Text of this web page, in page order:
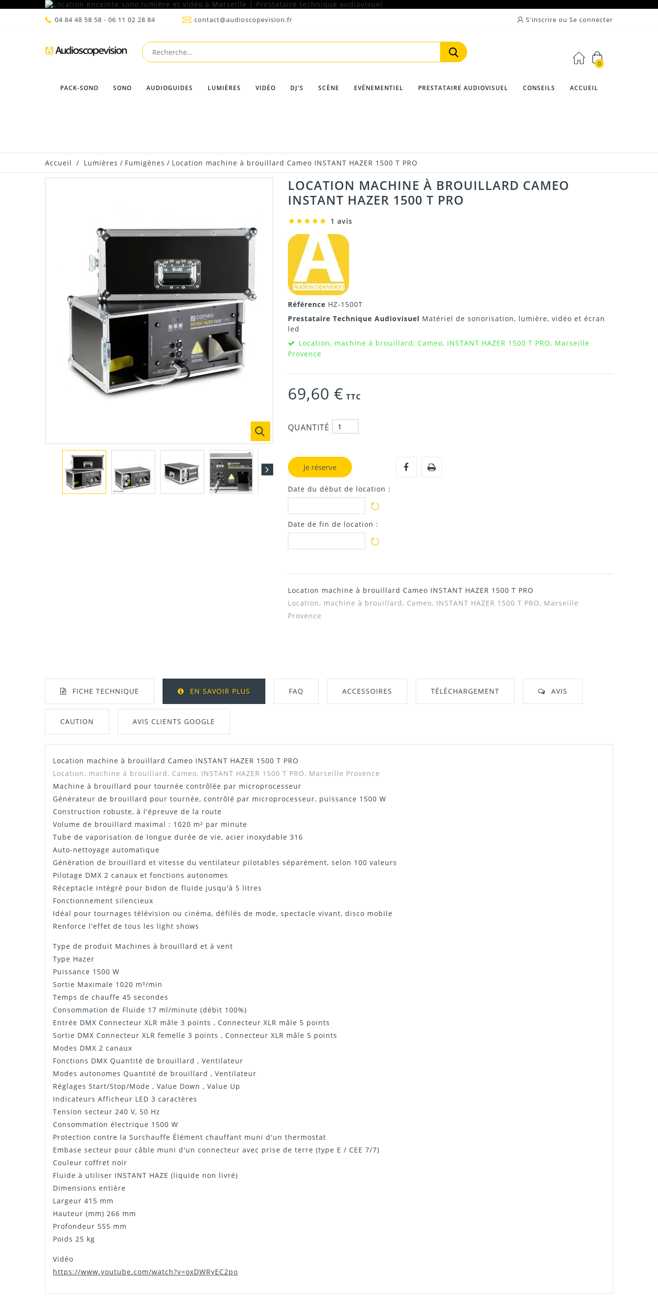
S'inscrire ou Se connecter
04 84 48 58 58 - 06 11 02 28 84 contact@audioscopevision.fr
0
PACK-SONO SONO AUDIOGUIDES LUMIÈRES VIDÉO DJ'S SCÈNE EVÉNEMENTIEL PRESTATAIRE AUDIOVISUEL CONSEILS ACCUEIL
Accueil / Lumières / Fumigènes / Location machine à brouillard Cameo INSTANT HAZER 1500 T PRO
LOCATION MACHINE À BROUILLARD CAMEO
INSTANT HAZER 1500 T PRO
1 avis
Référence HZ-1500T
Prestataire Technique Audiovisuel Matériel de sonorisation, lumière, vidéo et écran
led
Location, machine à brouillard, Cameo, INSTANT HAZER 1500 T PRO, Marseille
Provence
69,60 € TTC
QUANTITÉ
Je réserve
Date du début de location :
Date de fin de location :
Location machine à brouillard Cameo INSTANT HAZER 1500 T PRO
Location, machine à brouillard, Cameo, INSTANT HAZER 1500 T PRO, Marseille
Provence
FICHE TECHNIQUE EN SAVOIR PLUS FAQ ACCESSOIRES TÉLÉCHARGEMENT AVIS
CAUTION AVIS CLIENTS GOOGLE
Manuel / Notice Télécharger Dans L'onglet "Téléchargement"
Location machine à brouillard Cameo INSTANT HAZER 1500 T PRO
Location, machine à brouillard, Cameo, INSTANT HAZER 1500 T PRO, Marseille Provence
Machine à brouillard pour tournée contrôlée par microprocesseur
Générateur de brouillard pour tournée, contrôlé par microprocesseur, puissance 1500 W
Construction robuste, à l'épreuve de la route
Volume de brouillard maximal : 1020 m² par minute
Tube de vaporisation de longue durée de vie, acier inoxydable 316
Auto-nettoyage automatique
Génération de brouillard et vitesse du ventilateur pilotables séparément, selon 100 valeurs
Pilotage DMX 2 canaux et fonctions autonomes
Réceptacle intégré pour bidon de fluide jusqu'à 5 litres
Fonctionnement silencieux
Idéal pour tournages télévision ou cinéma, défilés de mode, spectacle vivant, disco mobile
Renforce l'effet de tous les light shows
Type de produit Machines à brouillard et à vent
Type Hazer
Puissance 1500 W
Sortie Maximale 1020 m³/min
Temps de chauffe 45 secondes
Consommation de Fluide 17 ml/minute (débit 100%)
Entrée DMX Connecteur XLR mâle 3 points , Connecteur XLR mâle 5 points
Sortie DMX Connecteur XLR femelle 3 points , Connecteur XLR mâle 5 points
Modes DMX 2 canaux
Fonctions DMX Quantité de brouillard , Ventilateur
Modes autonomes Quantité de brouillard , Ventilateur
Réglages Start/Stop/Mode , Value Down , Value Up
Indicateurs Afficheur LED 3 caractères
Tension secteur 240 V, 50 Hz
Consommation électrique 1500 W
Protection contre la Surchauffe Élément chauffant muni d'un thermostat
Embase secteur pour câble muni d'un connecteur avec prise de terre (type E / CEE 7/7)
Couleur coffret noir
Fluide à utiliser INSTANT HAZE (liquide non livré)
Dimensions entière
Largeur 415 mm
Hauteur (mm) 266 mm
Profondeur 555 mm
Poids 25 kg
Vidéo
https://www.youtube.com/watch?v=oxDWRyEC2po